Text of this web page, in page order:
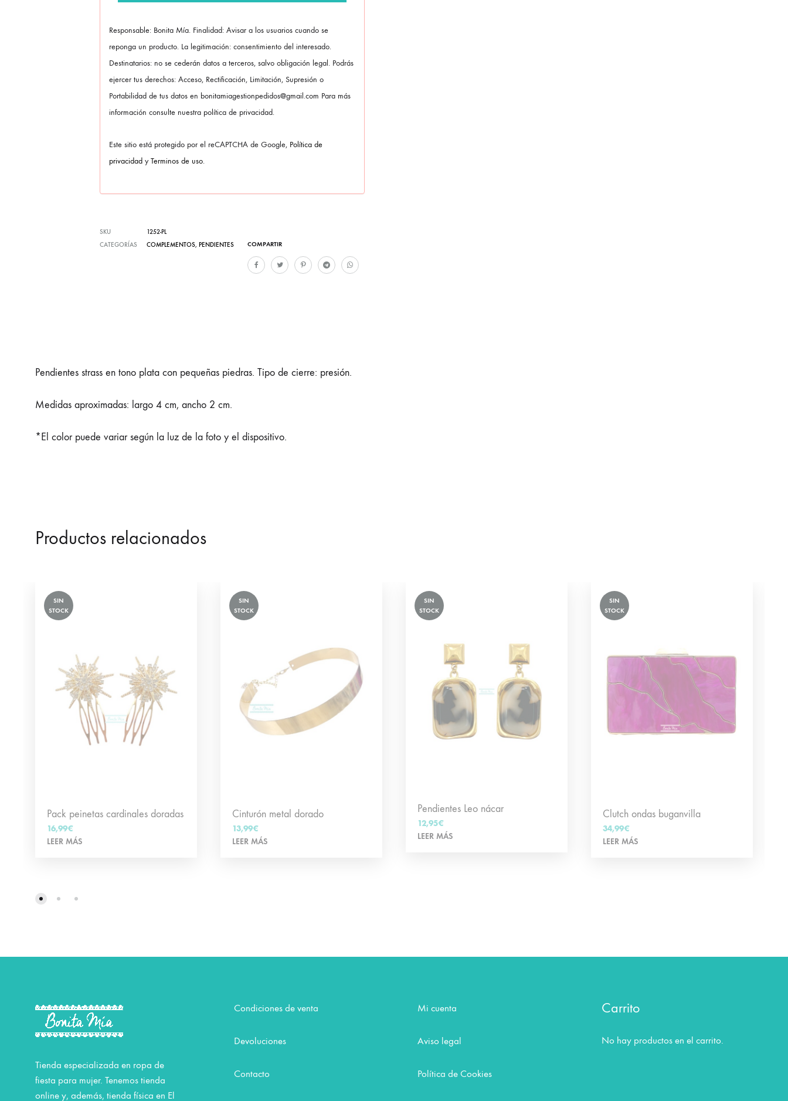
Responsable: Bonita Mía. Finalidad: Avisar a los usuarios cuando se
reponga un producto. La legitimación: consentimiento del interesado.
Destinatarios: no se cederán datos a terceros, salvo obligación legal. Podrás
ejercer tus derechos: Acceso, Rectificación, Limitación, Supresión o
Portabilidad de tus datos en bonitamiagestionpedidos@gmail.com Para más
información consulte nuestra política de privacidad.
Este sitio está protegido por el reCAPTCHA de Google, Política de
privacidad yTerminos de uso.
COMPARTIR
SKU
1252-PL
CATEGORÍAS
COMPLEMENTOS, PENDIENTES
Pendientes strass en tono plata con pequeñas piedras. Tipo de cierre: presión.
Medidas aproximadas: largo 4 cm, ancho 2 cm.
*El color puede variar según la luz de la foto y el dispositivo.
Productos relacionados
SIN
STOCK
Pack peinetas cardinales doradas
16,99€
LEER MÁS
SIN
STOCK
Cinturón metal dorado
13,99€
LEER MÁS
SIN
STOCK
Pendientes Leo nácar
12,95€
LEER MÁS
SIN
STOCK
Clutch ondas buganvilla
34,99€
LEER MÁS
Tienda especializada en ropa de
fiesta para mujer. Tenemos tienda
online y, además, tienda física en El
Condiciones de venta
Devoluciones
Contacto
Mi cuenta
Aviso legal
Política de Cookies
Carrito
No hay productos en el carrito.